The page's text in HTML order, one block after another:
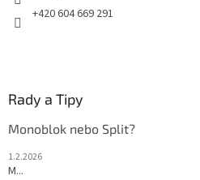
+420 604 669 291
Rady a Tipy
Monoblok nebo Split?
1.2.2026
M...